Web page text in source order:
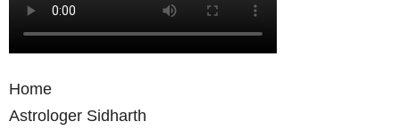
Home
Astrologer Sidharth